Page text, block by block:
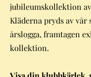
jubileumskollektion
Kläderna pryds av vår
årslogga, framtagen
kollektion.